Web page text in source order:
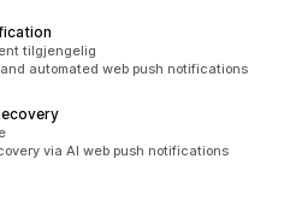
tilgjengelig
automated web push notifications
via AI web push notifications